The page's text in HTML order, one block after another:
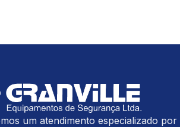
um atendimento especializado por